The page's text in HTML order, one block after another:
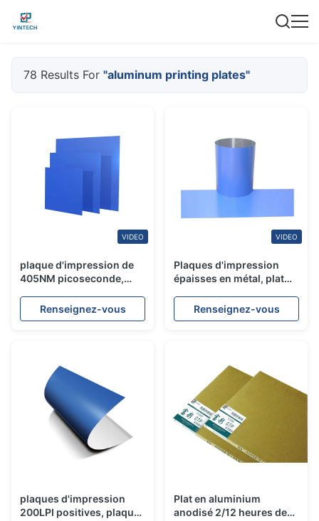
78 Results For "aluminum printing plates"
VIDEO
plaque d'impression de
405NM picoseconde,
aluminium reproduction
de point de 1 - de 99%
Renseignez-vous
VIDEO
Plaques d'impression
épaisses en métal, plat
d'impression offset
Renseignez-vous
plaques d'impression
200LPI positives, plaques
Plat en aluminium
anodisé 2/12 heures de